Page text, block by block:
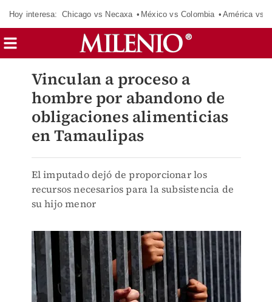
Hoy interesa: Chicago vs Necaxa México vs Colombia América vs
Vinculan a proceso a
hombre por abandono de
obligaciones alimenticias
en Tamaulipas
El imputado dejó de proporcionar los
recursos necesarios para la subsistencia de
su hijo menor